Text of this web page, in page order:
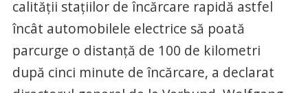
calităţii staţiilor de încărcare rapidă astfel
încât automobilele electrice să poată
parcurge o distanţă de 100 de kilometri
după cinci minute de încărcare, a declarat